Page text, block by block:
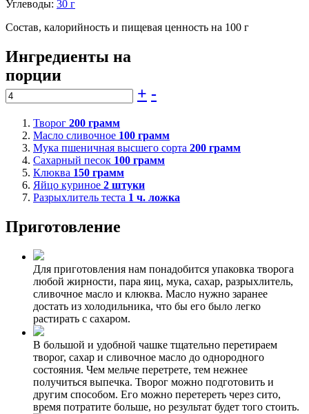
Углеводы: 30 г
Состав, калорийность и пищевая ценность на 100 г
Ингредиенты на
порции
+ -
Творог 200 грамм
Масло сливочное 100 грамм
Мука пшеничная высшего сорта 200 грамм
Сахарный песок 100 грамм
Клюква 150 грамм
Яйцо куриное 2 штуки
Разрыхлитель теста 1 ч. ложка
Приготовление
Для приготовления нам понадобится упаковка творога
любой жирности, пара яиц, мука, сахар, разрыхлитель,
сливочное масло и клюква. Масло нужно заранее
достать из холодильника, что бы его было легко
растирать с сахаром.
В большой и удобной чашке тщательно перетираем
творог, сахар и сливочное масло до однородного
состояния. Чем мельче перетрете, тем нежнее
получиться выпечка. Творог можно подготовить и
другим способом. Его можно перетереть через сито,
время потратите больше, но результат будет того стоить.